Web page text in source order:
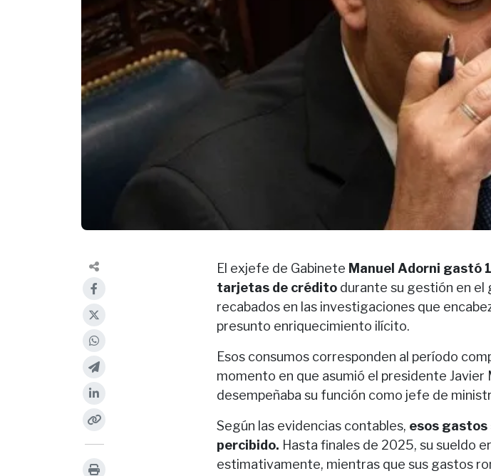
El exjefe de Gabinete Manuel Adorni gastó
tarjetas de crédito durante su gestión en el
recabados en las investigaciones que
presunto enriquecimiento ilícito.
Esos consumos corresponden al período
momento en que asumió el presidente Javier
desempeñaba su función como jefe de
Según las evidencias contables, esos gastos
percibido. Hasta finales de 2025, su sueldo
estimativamente, mientras que sus gastos